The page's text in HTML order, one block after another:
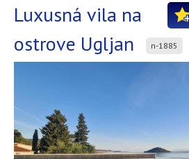
Luxusná vila na
ostrove Ugljan
n-1885